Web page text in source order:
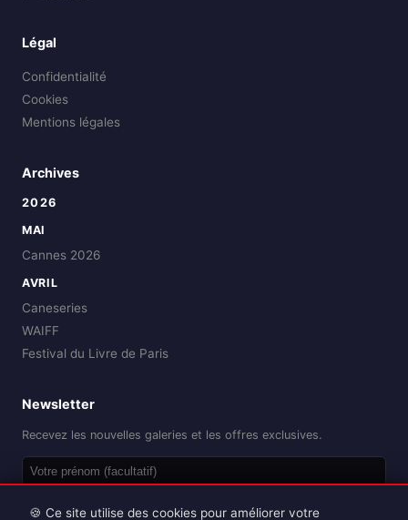
Légal
Confidentialité
Cookies
Mentions légales
Archives
2026
MAI
Cannes 2026
AVRIL
Caneseries
WAIFF
Festival du Livre de Paris
Newsletter
Recevez les nouvelles galeries et les offres exclusives.
🍪 Ce site utilise des cookies pour améliorer votre